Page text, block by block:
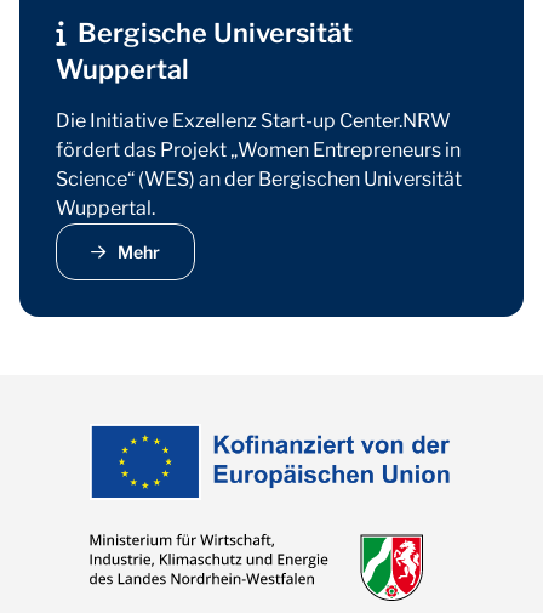
Bergische Universität
Wuppertal
Die Initiative Exzellenz Start-up Center.NRW
fördert das Projekt „Women Entrepreneurs in
Science“ (WES) an der Bergischen Universität
Wuppertal.
Mehr